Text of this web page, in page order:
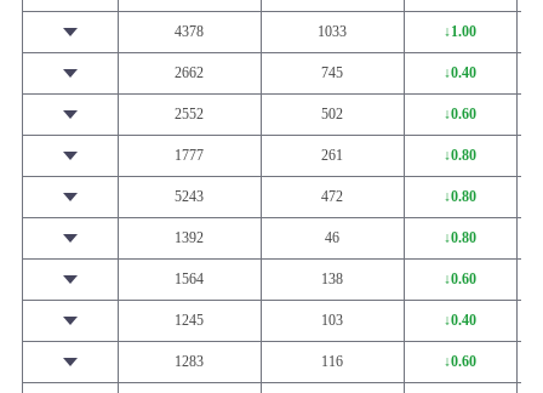
4378 1033 ↓1.00
2662 745 ↓0.40
2552 502 ↓0.60
1777 261 ↓0.80
5243 472 ↓0.80
1392 46 ↓0.80
1564 138 ↓0.60
1245 103 ↓0.40
1283 116 ↓0.60